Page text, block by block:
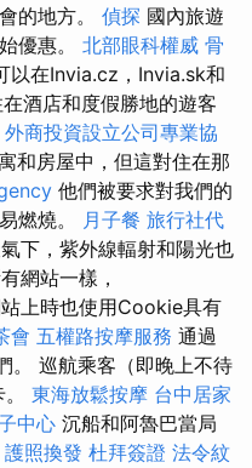
的地方。 偵探 國內旅遊
優惠。 北部眼科權威 骨
以在Invia.cz，Invia.sk和
酒店和度假勝地的遊客
外商投資設立公司專業協
和房屋中，但這對住在那
他們被要求對我們的
燃燒。 月子餐 旅行社代
下，紫外線輻射和陽光也
網站一樣，
上時也使用Cookie具有
會 五權路按摩服務 通過
。 巡航乘客（即晚上不待
東海放鬆按摩 台中居家
中心 沉船和阿魯巴當局
護照換發 杜拜簽證 法令紋